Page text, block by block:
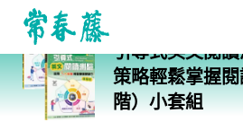
回常春藤首頁 引導式英文閱
策略輕鬆掌握
階）小套組